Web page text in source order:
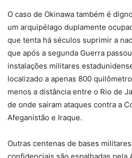
O caso de Okinawa também é
um arquipélago duplamente
que tenta há séculos suprimir a
que após a segunda Guerra
instalações militares
localizado a apenas 800
menos a distância entre o Rio de
de onde saíram ataques contra a
Afeganistão e Iraque.
Outras centenas de bases